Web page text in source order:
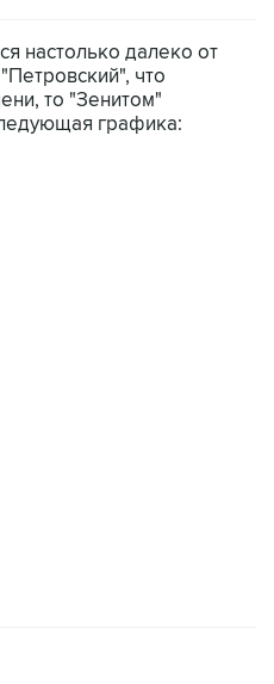
настолько далеко от
что
то "Зенитом"
графика: